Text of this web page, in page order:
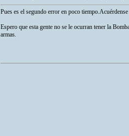
Pues es el segundo error en poco
Espero que esta gente no se le ocurran tener la
armas.